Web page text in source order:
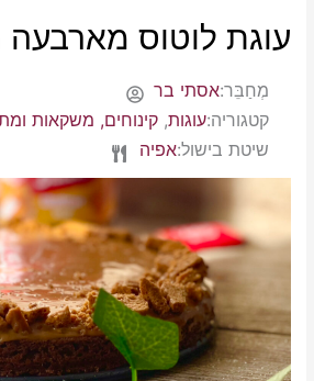
עוגת לוטוס מארבעה
מְחַבֵּר:אסתי בר
קטגוריה:עוגות,קינוחים, משקאות
שיטת בישול:אפיה